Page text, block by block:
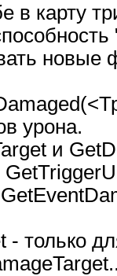
в карту
новые
урона.
и
- только